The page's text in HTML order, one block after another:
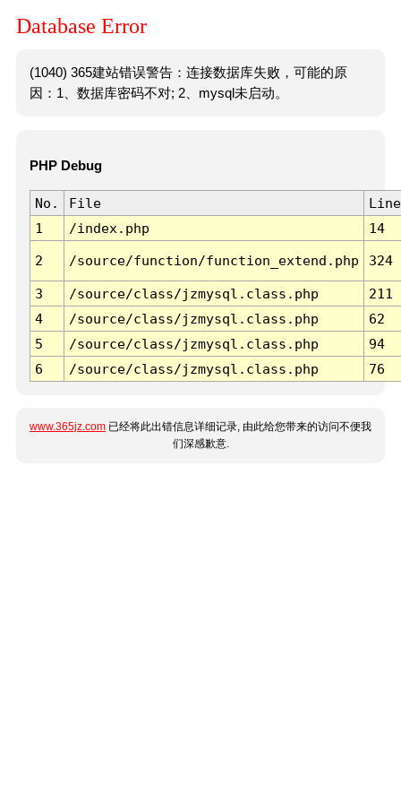
Database Error
(1040) 365建站错误警告：连接数据库失败，可能的原
因：1、数据库密码不对; 2、mysql未启动。
PHP Debug
No. File
Line
1
/index.php 14
2 /source/function/function_extend.php 324
3 /source/class/jzmysql.class.php
211
4
/source/class/jzmysql.class.php
62
5
/source/class/jzmysql.class.php
94
6
/source/class/jzmysql.class.php 76
www.365jz.com 已经将此出错信息详细记录, 由此给您带来的访问不便我
们深感歉意.